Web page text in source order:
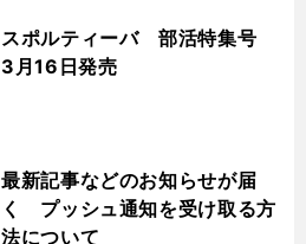
スポルティーバ 部活特集号
3月16日発売
最新記事などのお知らせが届
く プッシュ通知を受け取る方
法について